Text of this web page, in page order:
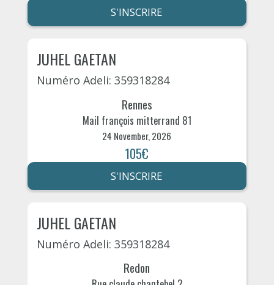
S'INSCRIRE
JUHEL GAETAN
Numéro Adeli: 359318284
Rennes
Mail françois mitterrand 81
24 November, 2026
105€
S'INSCRIRE
JUHEL GAETAN
Numéro Adeli: 359318284
Redon